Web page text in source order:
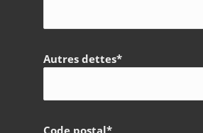
Autres dettes*
Code postal*